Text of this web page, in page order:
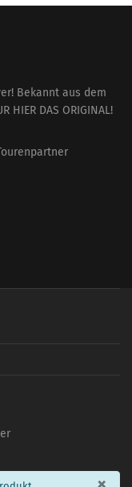
Bekannt aus dem
HIER DAS ORIGINAL!